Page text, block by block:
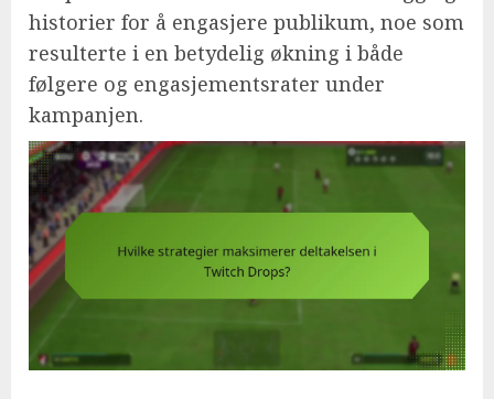
historier for å engasjere publikum, noe som
resulterte i en betydelig økning i både
følgere og engasjementsrater under
kampanjen.